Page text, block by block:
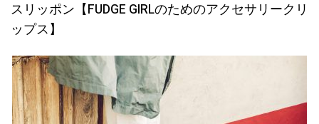
スリッポン【FUDGE GIRLのためのアクセサリークリ
ップス】